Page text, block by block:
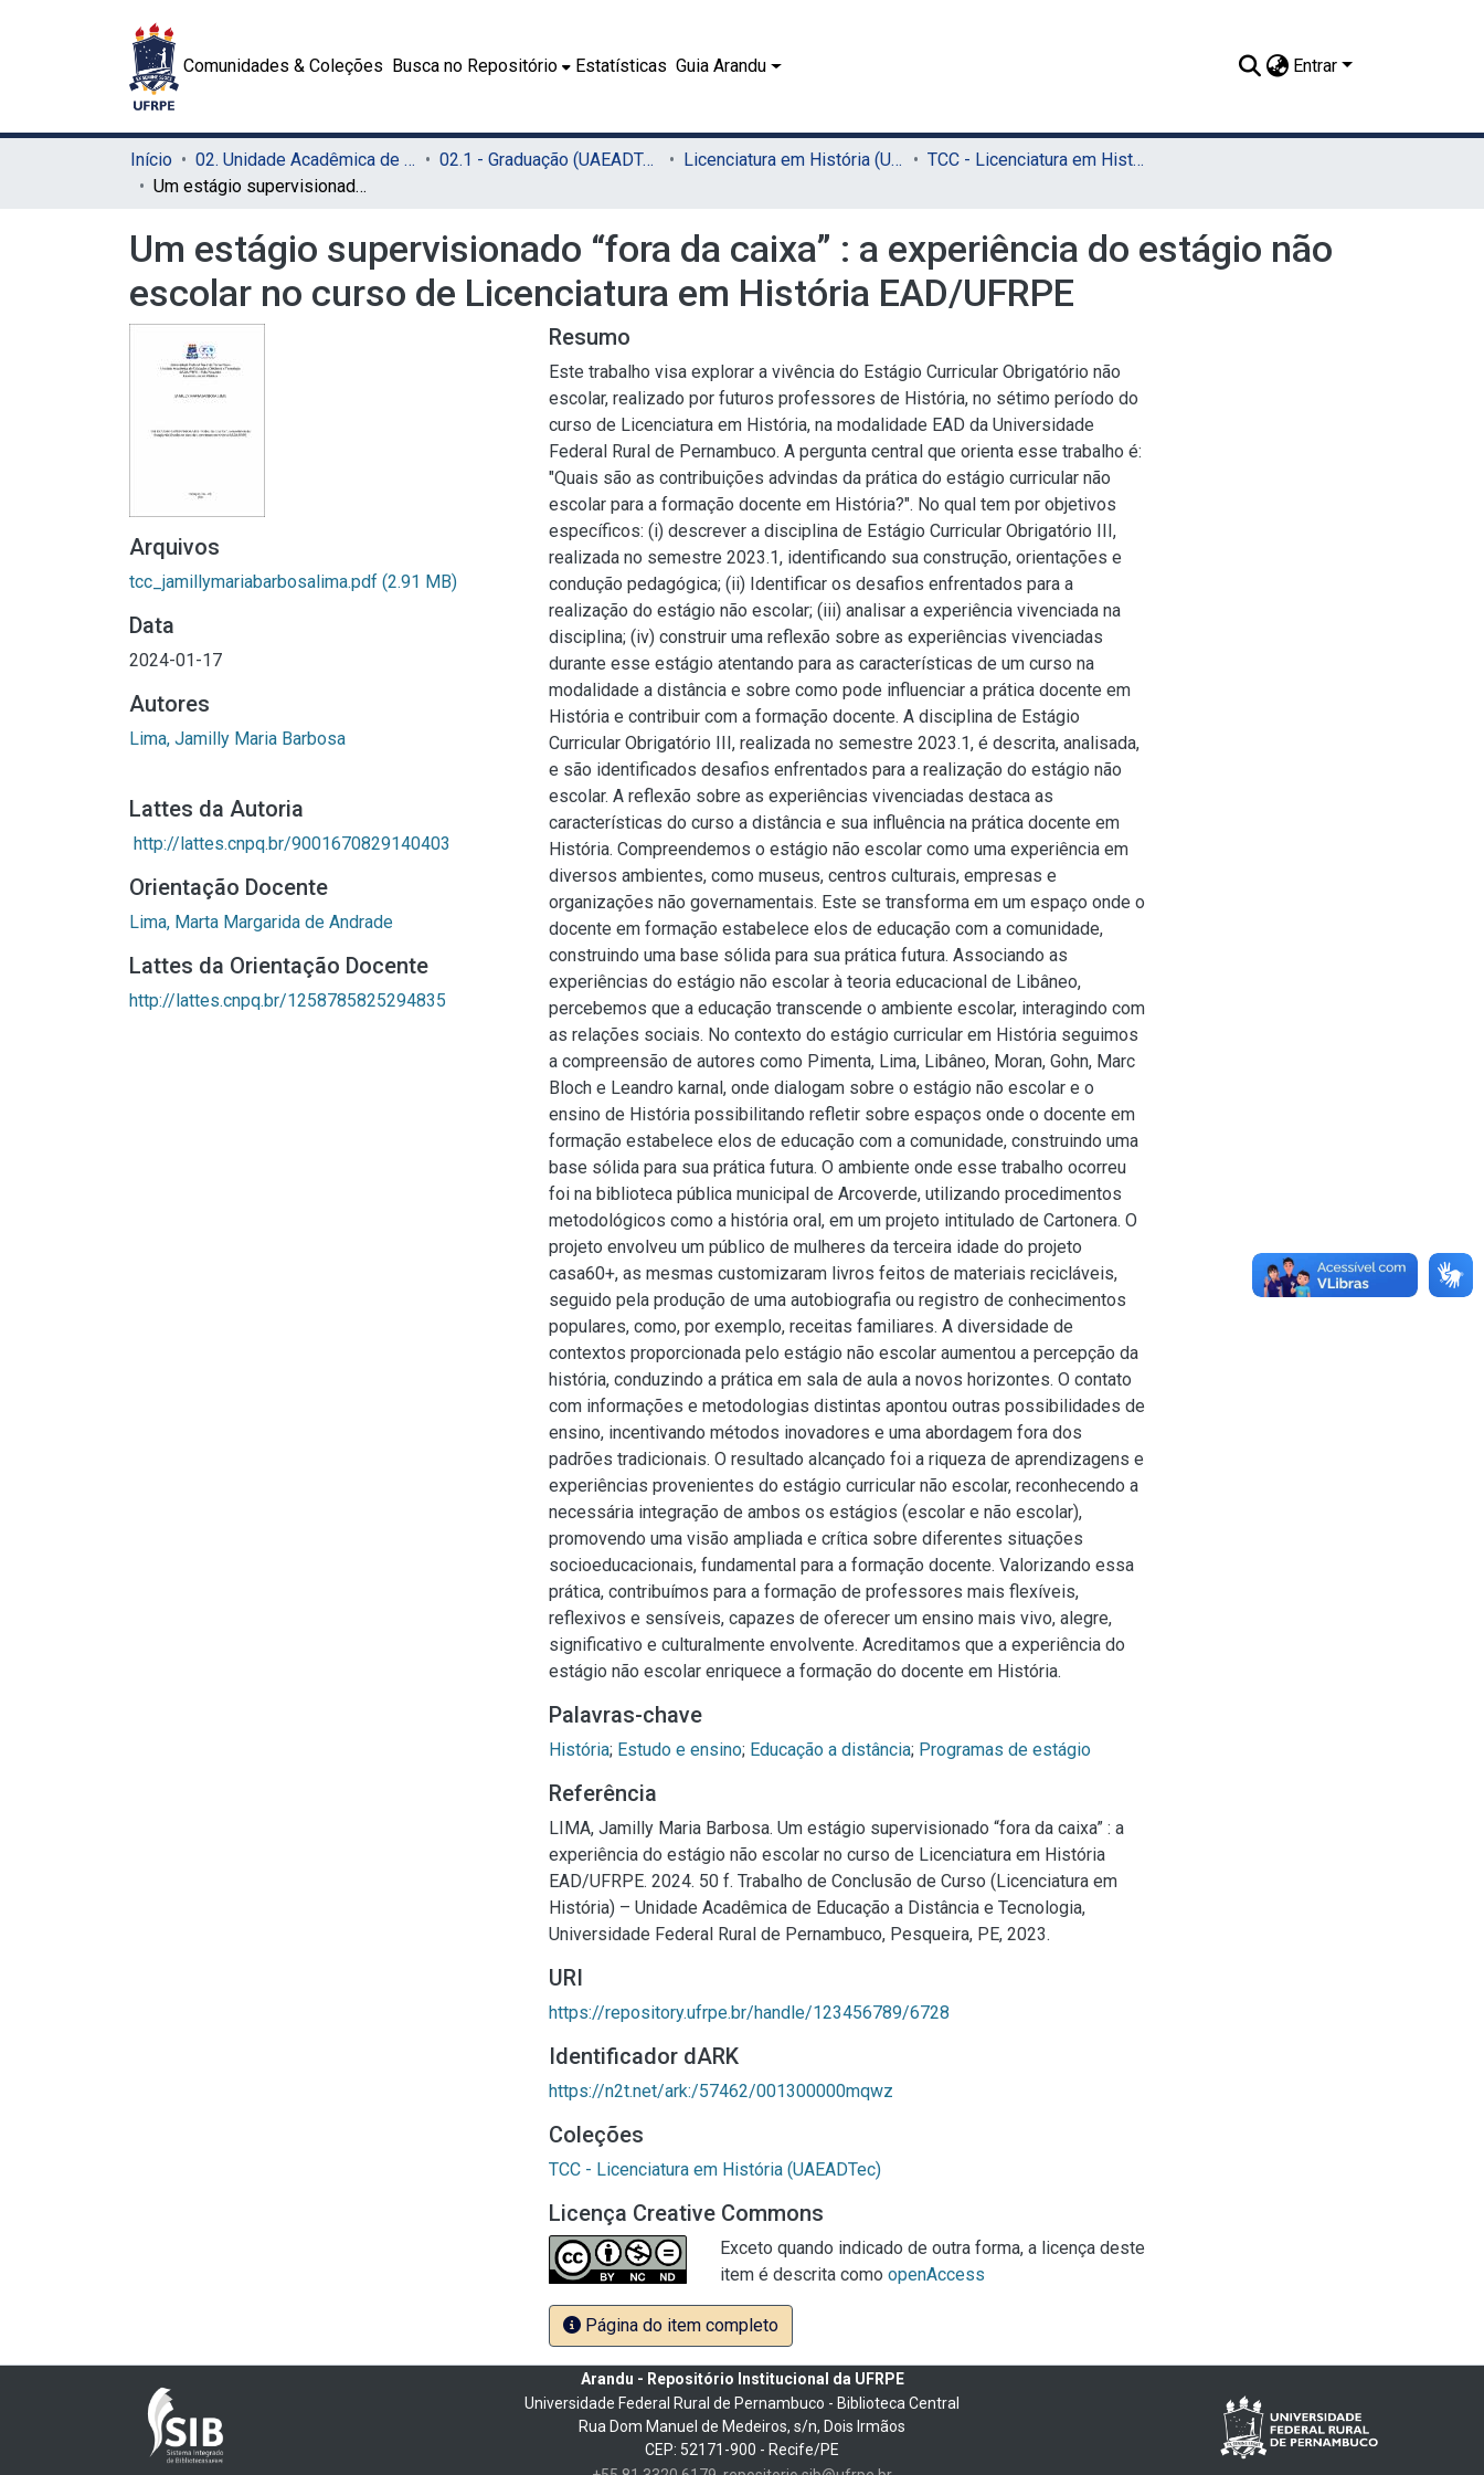
Comunidades & Coleções Busca no Repositório Estatísticas Guia Arandu Entrar
Início 02. Unidade Acadêmica de Educação a Distância e Tecnologia (UAEADTec) 02.1 - Graduação (UAEADTec) Licenciatura em História (UAEADTec)
TCC - Licenciatura em História (UAEADTec)
Um estágio supervisionado “fora da caixa” : a experiência do estágio não escolar no curso de Licenciatura em História EAD/UFRPE
Um estágio supervisionado “fora da caixa” : a experiência do estágio não
escolar no curso de Licenciatura em História EAD/UFRPE
Arquivos
tcc_jamillymariabarbosalima.pdf (2.91 MB)
Data
2024-01-17
Autores
Lima, Jamilly Maria Barbosa
Lattes da Autoria
http://lattes.cnpq.br/9001670829140403
Orientação Docente
Lima, Marta Margarida de Andrade
Lattes da Orientação Docente
http://lattes.cnpq.br/1258785825294835
Resumo
Este trabalho visa explorar a vivência do Estágio Curricular Obrigatório não
escolar, realizado por futuros professores de História, no sétimo período do
curso de Licenciatura em História, na modalidade EAD da Universidade
Federal Rural de Pernambuco. A pergunta central que orienta esse trabalho é:
"Quais são as contribuições advindas da prática do estágio curricular não
escolar para a formação docente em História?". No qual tem por objetivos
específicos: (i) descrever a disciplina de Estágio Curricular Obrigatório III,
realizada no semestre 2023.1, identificando sua construção, orientações e
condução pedagógica; (ii) Identificar os desafios enfrentados para a
realização do estágio não escolar; (iii) analisar a experiência vivenciada na
disciplina; (iv) construir uma reflexão sobre as experiências vivenciadas
durante esse estágio atentando para as características de um curso na
modalidade a distância e sobre como pode influenciar a prática docente em
História e contribuir com a formação docente. A disciplina de Estágio
Curricular Obrigatório III, realizada no semestre 2023.1, é descrita, analisada,
e são identificados desafios enfrentados para a realização do estágio não
escolar. A reflexão sobre as experiências vivenciadas destaca as
características do curso a distância e sua influência na prática docente em
História. Compreendemos o estágio não escolar como uma experiência em
diversos ambientes, como museus, centros culturais, empresas e
organizações não governamentais. Este se transforma em um espaço onde o
docente em formação estabelece elos de educação com a comunidade,
construindo uma base sólida para sua prática futura. Associando as
experiências do estágio não escolar à teoria educacional de Libâneo,
percebemos que a educação transcende o ambiente escolar, interagindo com
as relações sociais. No contexto do estágio curricular em História seguimos
a compreensão de autores como Pimenta, Lima, Libâneo, Moran, Gohn, Marc
Bloch e Leandro karnal, onde dialogam sobre o estágio não escolar e o
ensino de História possibilitando refletir sobre espaços onde o docente em
formação estabelece elos de educação com a comunidade, construindo uma
base sólida para sua prática futura. O ambiente onde esse trabalho ocorreu
foi na biblioteca pública municipal de Arcoverde, utilizando procedimentos
metodológicos como a história oral, em um projeto intitulado de Cartonera. O
projeto envolveu um público de mulheres da terceira idade do projeto
casa60+, as mesmas customizaram livros feitos de materiais recicláveis,
seguido pela produção de uma autobiografia ou registro de conhecimentos
populares, como, por exemplo, receitas familiares. A diversidade de
contextos proporcionada pelo estágio não escolar aumentou a percepção da
história, conduzindo a prática em sala de aula a novos horizontes. O contato
com informações e metodologias distintas apontou outras possibilidades de
ensino, incentivando métodos inovadores e uma abordagem fora dos
padrões tradicionais. O resultado alcançado foi a riqueza de aprendizagens e
experiências provenientes do estágio curricular não escolar, reconhecendo a
necessária integração de ambos os estágios (escolar e não escolar),
promovendo uma visão ampliada e crítica sobre diferentes situações
socioeducacionais, fundamental para a formação docente. Valorizando essa
prática, contribuímos para a formação de professores mais flexíveis,
reflexivos e sensíveis, capazes de oferecer um ensino mais vivo, alegre,
significativo e culturalmente envolvente. Acreditamos que a experiência do
estágio não escolar enriquece a formação do docente em História.
Palavras-chave
História; Estudo e ensino; Educação a distância; Programas de estágio
Referência
LIMA, Jamilly Maria Barbosa. Um estágio supervisionado “fora da caixa” : a
experiência do estágio não escolar no curso de Licenciatura em História
EAD/UFRPE. 2024. 50 f. Trabalho de Conclusão de Curso (Licenciatura em
História) – Unidade Acadêmica de Educação a Distância e Tecnologia,
Universidade Federal Rural de Pernambuco, Pesqueira, PE, 2023.
URI
https://repository.ufrpe.br/handle/123456789/6728
Identificador dARK
https://n2t.net/ark:/57462/001300000mqwz
Coleções
TCC - Licenciatura em História (UAEADTec)
Licença Creative Commons
Exceto quando indicado de outra forma, a licença deste
item é descrita como openAccess
Página do item completo
Arandu - Repositório Institucional da UFRPE
Universidade Federal Rural de Pernambuco - Biblioteca Central
Rua Dom Manuel de Medeiros, s/n, Dois Irmãos
CEP: 52171-900 - Recife/PE